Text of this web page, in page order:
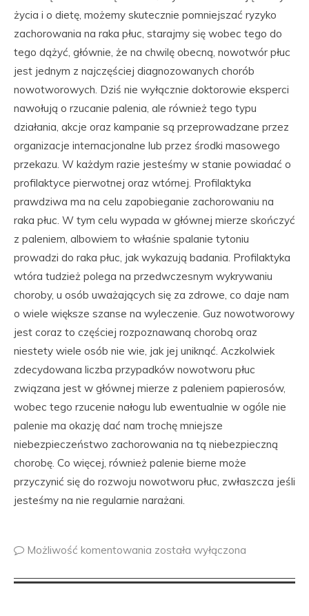
życia i o dietę, możemy skutecznie pomniejszać ryzyko
zachorowania na raka płuc, starajmy się wobec tego do
tego dążyć, głównie, że na chwilę obecną, nowotwór płuc
jest jednym z najczęściej diagnozowanych chorób
nowotworowych. Dziś nie wyłącznie doktorowie eksperci
nawołują o rzucanie palenia, ale również tego typu
działania, akcje oraz kampanie są przeprowadzane przez
organizacje internacjonalne lub przez środki masowego
przekazu. W każdym razie jesteśmy w stanie powiadać o
profilaktyce pierwotnej oraz wtórnej. Profilaktyka
prawdziwa ma na celu zapobieganie zachorowaniu na
raka płuc. W tym celu wypada w głównej mierze skończyć
z paleniem, albowiem to właśnie spalanie tytoniu
prowadzi do raka płuc, jak wykazują badania. Profilaktyka
wtóra tudzież polega na przedwczesnym wykrywaniu
choroby, u osób uważających się za zdrowe, co daje nam
o wiele większe szanse na wyleczenie. Guz nowotworowy
jest coraz to częściej rozpoznawaną chorobą oraz
niestety wiele osób nie wie, jak jej uniknąć. Aczkolwiek
zdecydowana liczba przypadków nowotworu płuc
związana jest w głównej mierze z paleniem papierosów,
wobec tego rzucenie nałogu lub ewentualnie w ogóle nie
palenie ma okazję dać nam trochę mniejsze
niebezpieczeństwo zachorowania na tą niebezpieczną
chorobę. Co więcej, również palenie bierne może
przyczynić się do rozwoju nowotworu płuc, zwłaszcza jeśli
jesteśmy na nie regularnie narażani.
Możliwość komentowania została wyłączona